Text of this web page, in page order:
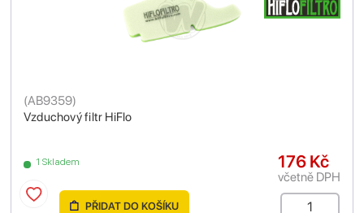
Vzduchový filtr HiFlo
(AB9359)
1 Skladem 176 Kč
včetně DPH
PŘIDAT DO KOŠÍKU